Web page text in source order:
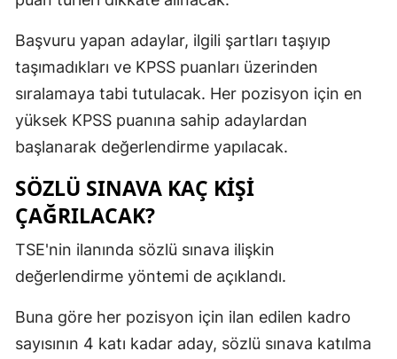
Başvuru yapan adaylar, ilgili şartları taşıyıp
taşımadıkları ve KPSS puanları üzerinden
sıralamaya tabi tutulacak. Her pozisyon için en
yüksek KPSS puanına sahip adaylardan
başlanarak değerlendirme yapılacak.
SÖZLÜ SINAVA KAÇ KİŞİ
ÇAĞRILACAK?
TSE'nin ilanında sözlü sınava ilişkin
değerlendirme yöntemi de açıklandı.
Buna göre her pozisyon için ilan edilen kadro
sayısının 4 katı kadar aday, sözlü sınava katılma